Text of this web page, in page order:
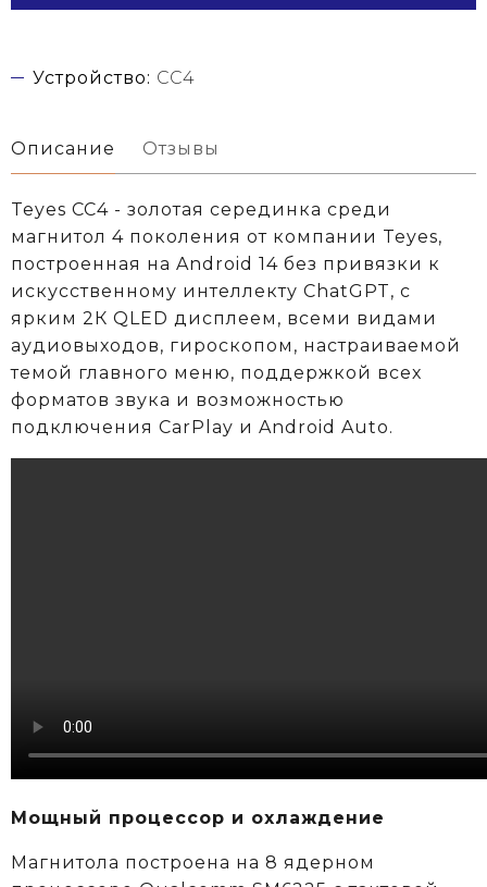
Устройство: CC4
Описание Отзывы
Teyes CC4 - золотая серединка среди
магнитол 4 поколения от компании Teyes,
построенная на Android 14 без привязки к
искусственному интеллекту ChatGPT, с
ярким 2К QLED дисплеем, всеми видами
аудиовыходов, гироскопом, настраиваемой
темой главного меню, поддержкой всех
форматов звука и возможностью
подключения CarPlay и Android Auto.
Мощный процессор и охлаждение
Магнитола построена на 8 ядерном